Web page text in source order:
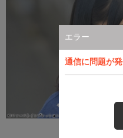
エラー
通信に問題が